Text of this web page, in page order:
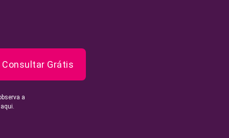
Consultar Grátis
a